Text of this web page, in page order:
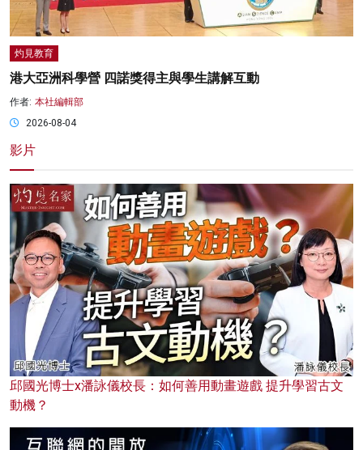
灼見教育
港大亞洲科學營 四諾獎得主與學生講解互動
作者: 本社編輯部
2026-08-04
影片
邱國光博士x潘詠儀校長：如何善用動畫遊戲 提升學習古文
動機？